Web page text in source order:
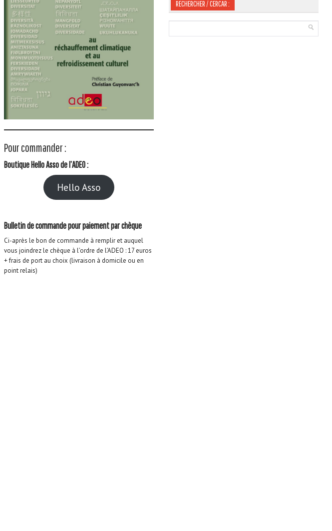
Pour commander :
Boutique Hello Asso de l’ADEO :
Hello Asso
Bulletin de commande pour paiement par chèque
Ci-après le bon de commande à remplir et auquel
vous joindrez le chèque à l’ordre de l’ADEO : 17 euros
+ frais de port au choix (livraison à domicile ou en
point relais)
RECHERCHER / CERCAR :